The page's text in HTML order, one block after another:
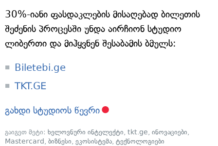
30%-იანი ფასდაკლების მისაღებად ბილეთის
შეძენის პროცესში უნდა აირჩიონ სტუდიო
ლიბერთი და მიჰყვნენ შესაბამის ბმულს:
Biletebi.ge
TKT.GE
გახდი სტუდიოს წევრი
გაიგეთ მეტი: ხელოვნური ინტელექტი, tkt.ge, ინოვაციები,
Mastercard, ბიზნესი, ეკოსისტემა, ტექნოლოგიები